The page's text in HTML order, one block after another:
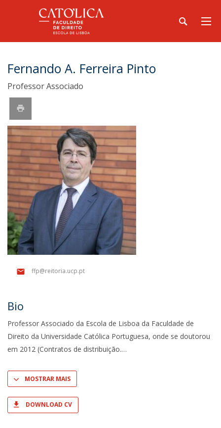
Fernando A. Ferreira Pinto
Professor Associado
ffp@reitoria.ucp.pt
Bio
Professor Associado da Escola de Lisboa da Faculdade de
Direito da Universidade Católica Portuguesa, onde se doutorou
em 2012 (Contratos de distribuição.
MOSTRAR MAIS
DOWNLOAD CV